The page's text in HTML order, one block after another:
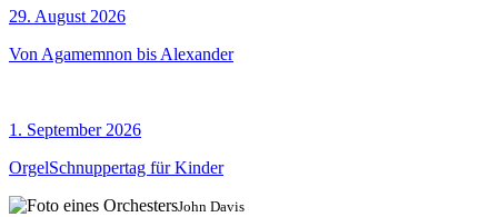
29. August 2026
Von Agamemnon bis Alexander
1. September 2026
OrgelSchnuppertag für Kinder
John Davis